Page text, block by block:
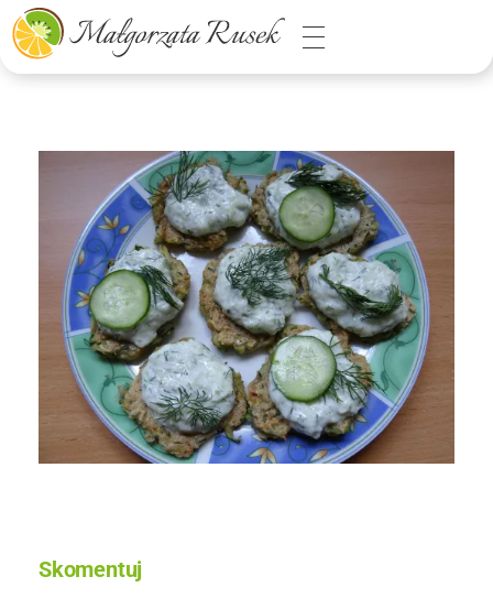
Małgorzata Rusek - dietetyk z pasją
Dietetyka kliniczna & Psychodietetyka
Skomentuj